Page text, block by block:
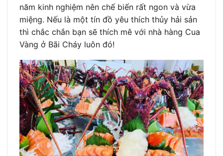
năm kinh nghiệm nên chế biến rất ngon và vừa
miệng. Nếu là một tín đồ yêu thích thủy hải sản
thì chắc chắn bạn sẽ thích mê với nhà hàng Cua
Vàng ở Bãi Cháy luôn đó!